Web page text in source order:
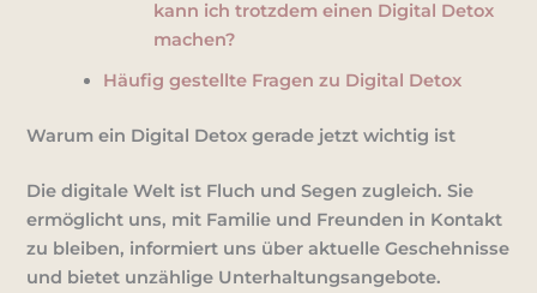
kann ich trotzdem einen Digital Detox
machen?
Häufig gestellte Fragen zu Digital Detox
Warum ein Digital Detox gerade jetzt wichtig ist
Die digitale Welt ist Fluch und Segen zugleich. Sie
ermöglicht uns, mit Familie und Freunden in Kontakt
zu bleiben, informiert uns über aktuelle Geschehnisse
und bietet unzählige Unterhaltungsangebote.